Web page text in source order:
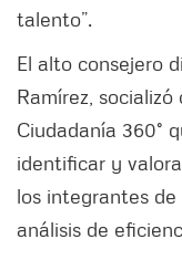
talento”.
El alto consejero
Ramírez,
Ciudadanía 360°
identificar y
los integrantes
análisis de